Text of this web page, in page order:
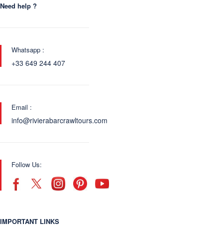
Need help ?
Whatsapp :
+33 649 244 407
Email :
info@rivierabarcrawltours.com
Follow Us:
IMPORTANT LINKS